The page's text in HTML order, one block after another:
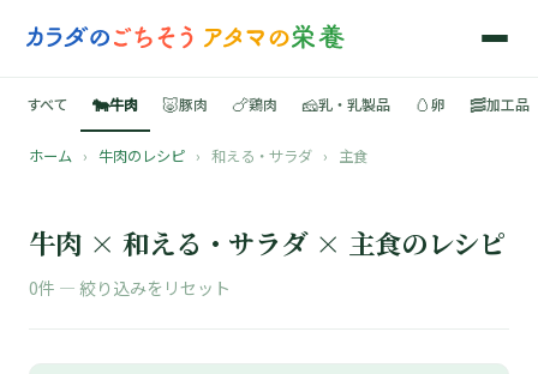
📚
🐄
すべて 🐄牛肉 🐷豚肉 🍗鶏肉 🧀乳・乳製品 🥚卵 🥓加工品
ホーム › 牛肉のレシピ › 和える・サラダ › 主食
牛肉 × 和える・サラダ × 主食のレシピ
0件 — 絞り込みをリセット